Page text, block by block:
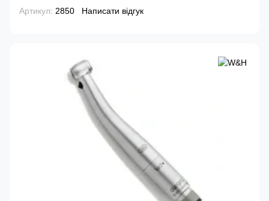
Артикул: 2850 Написати відгук